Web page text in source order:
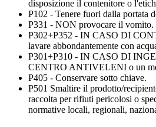
disposizione il contenitore o
P102 - Tenere fuori dalla portata
P331 - NON provocare il vomito.
P302+P352 - IN CASO DI
lavare abbondantemente con
P301+P310 - IN CASO DI
CENTRO ANTIVELENI o un
P405 - Conservare sotto chiave.
P501 Smaltire il prodotto/
raccolta per rifiuti pericolosi o
normative locali, regionali,